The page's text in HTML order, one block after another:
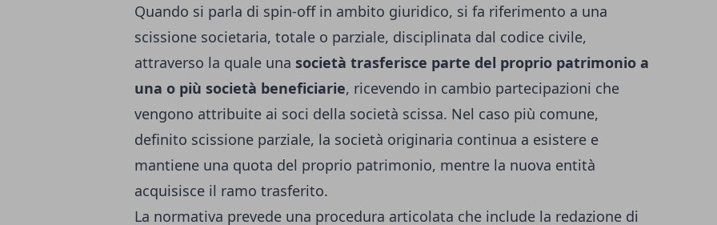
Quando si parla di spin-off in ambito giuridico, si fa riferimento a una
scissione societaria, totale o parziale, disciplinata dal codice civile,
attraverso la quale una società trasferisce parte del proprio patrimonio a
una o più società beneficiarie, ricevendo in cambio partecipazioni che
vengono attribuite ai soci della società scissa. Nel caso più comune,
definito scissione parziale, la società originaria continua a esistere e
mantiene una quota del proprio patrimonio, mentre la nuova entità
acquisisce il ramo trasferito.
La normativa prevede una procedura articolata che include la redazione di